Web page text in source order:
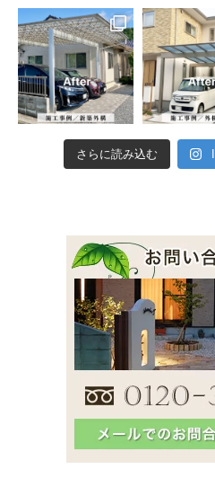
さらに読み込む